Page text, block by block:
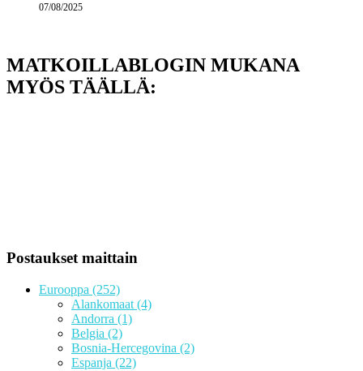
07/08/2025
MATKOILLABLOGIN MUKANA
MYÖS TÄÄLLÄ:
Postaukset maittain
Eurooppa (252)
Alankomaat (4)
Andorra (1)
Belgia (2)
Bosnia-Hercegovina (2)
Espanja (22)